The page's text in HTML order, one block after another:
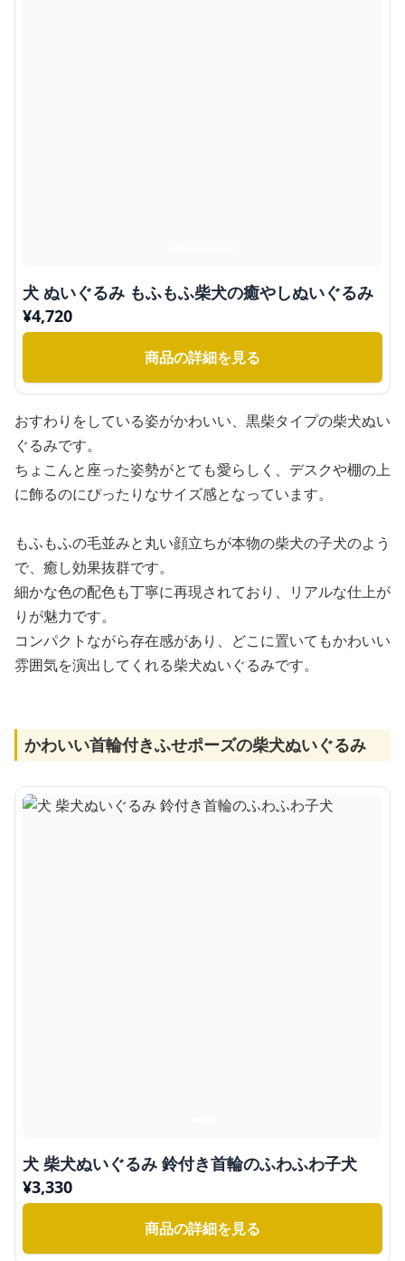
犬 ぬいぐるみ もふもふ柴犬の癒やしぬいぐるみ
¥4,720
商品の詳細を見る
おすわりをしている姿がかわいい、黒柴タイプの柴犬ぬい
ぐるみです。
ちょこんと座った姿勢がとても愛らしく、デスクや棚の上
に飾るのにぴったりなサイズ感となっています。
もふもふの毛並みと丸い顔立ちが本物の柴犬の子犬のよう
で、癒し効果抜群です。
細かな色の配色も丁寧に再現されており、リアルな仕上が
りが魅力です。
コンパクトながら存在感があり、どこに置いてもかわいい
雰囲気を演出してくれる柴犬ぬいぐるみです。
かわいい首輪付きふせポーズの柴犬ぬいぐるみ
犬 柴犬ぬいぐるみ 鈴付き首輪のふわふわ子犬
¥3,330
商品の詳細を見る